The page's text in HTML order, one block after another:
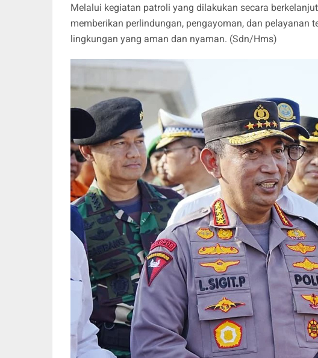
Melalui kegiatan patroli yang dilakukan secara
memberikan perlindungan, pengayoman, dan pelayanan
lingkungan yang aman dan nyaman. (Sdn/Hms)